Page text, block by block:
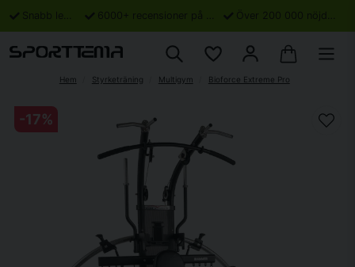
Snabb leverans 6000+ recensioner på Trustpilot Över 200 000 nöjda kunder
Hem Styrketräning Multigym Bioforce Extreme Pro
-17%